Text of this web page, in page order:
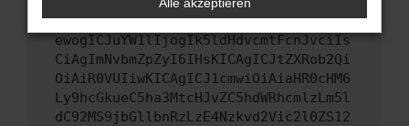
ewogICJuYW1lIjogIk5ldHdvcmtFcnJvciIs
CiAgImNvbmZpZyI6IHsKICAgICJtZXRob2Qi
OiAiR0VUIiwKICAgICJ1cmwiOiAiaHR0cHM6
Ly9hcGkueC5ha3MtcHJvZC5hdWRhcmlzLm5l
dC92MS9jbGllbnRzLzE4Nzkvd2Vic2l0ZS12